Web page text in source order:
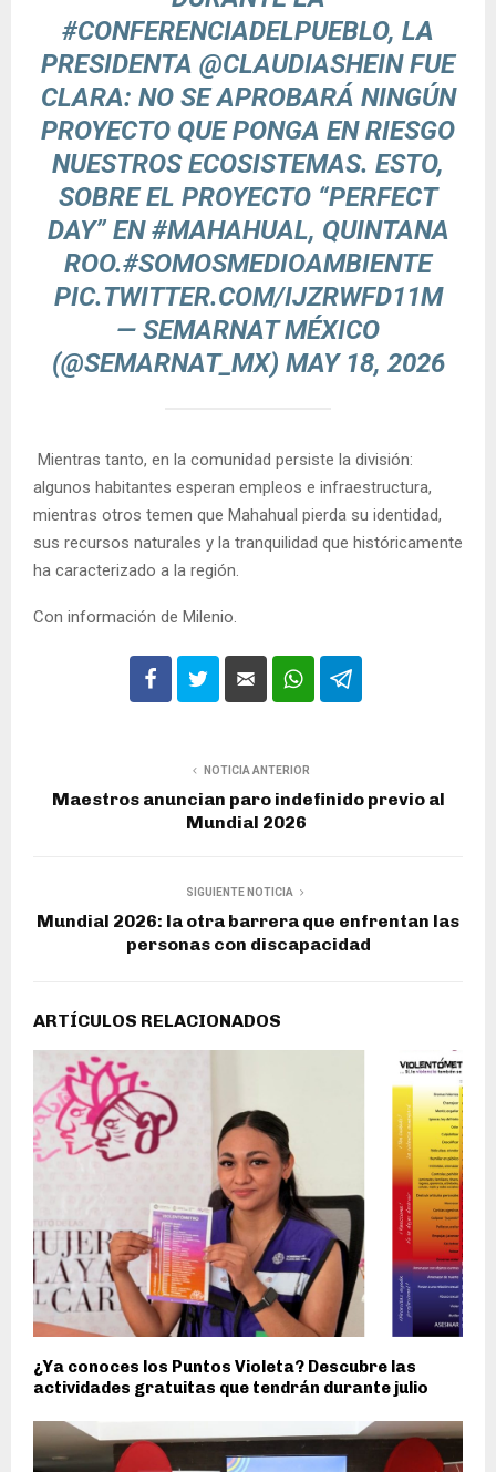
#CONFERENCIADELPUEBLO, LA
PRESIDENTA @CLAUDIASHEINFUE
CLARA: NO SE APROBARÁ NINGÚN
PROYECTO QUE PONGA EN RIESGO
NUESTROS ECOSISTEMAS. ESTO,
SOBRE EL PROYECTO “PERFECT
DAY” EN#MAHAHUAL, QUINTANA
ROO.#SOMOSMEDIOAMBIENTE
PIC.TWITTER.COM/IJZRWFD11M
— SEMARNAT MÉXICO
(@SEMARNAT_MX) MAY 18, 2026
Mientras tanto, en la comunidad persiste la división:
algunos habitantes esperan empleos e infraestructura,
mientras otros temen que Mahahual pierda su identidad,
sus recursos naturales y la tranquilidad que históricamente
ha caracterizado a la región.
Con información de Milenio.
NOTICIA ANTERIOR
Maestros anuncian paro indefinido previo al
Mundial 2026
SIGUIENTE NOTICIA
Mundial 2026: la otra barrera que enfrentan las
personas con discapacidad
ARTÍCULOS RELACIONADOS
¿Ya conoces los Puntos Violeta? Descubre las
actividades gratuitas que tendrán durante julio